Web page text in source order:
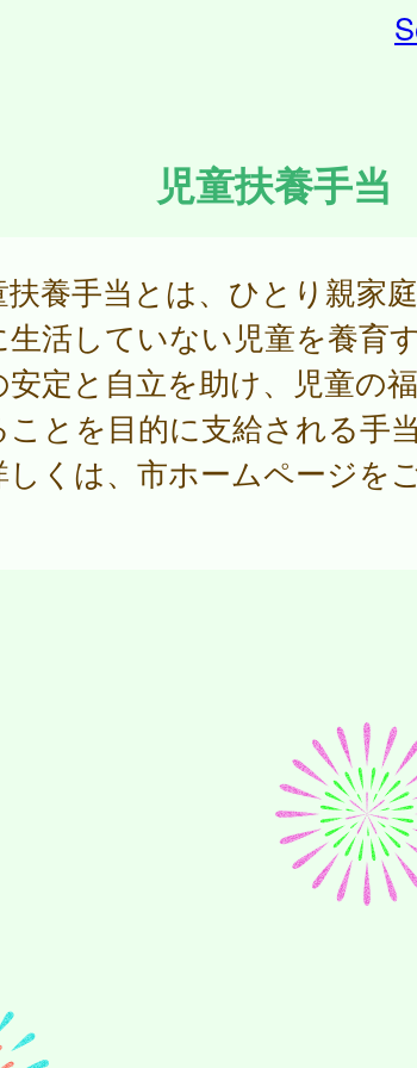
児童扶養手当
扶養手当とは、ひとり親家
生活していない児童を養育
安定と自立を助け、児童の
ことを目的に支給される手当
くは、市ホームページを